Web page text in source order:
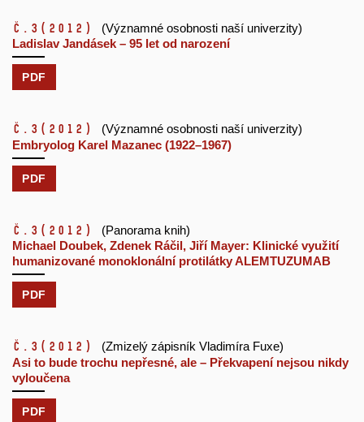
č.3 (2012)
(Významné osobnosti naší univerzity)
Ladislav Jandásek – 95 let od narození
PDF
č.3 (2012)
(Významné osobnosti naší univerzity)
Embryolog Karel Mazanec (1922–1967)
PDF
č.3 (2012)
(Panorama knih)
Michael Doubek, Zdenek Ráčil, Jiří Mayer: Klinické využití
humanizované monoklonální protilátky ALEMTUZUMAB
PDF
č.3 (2012)
(Zmizelý zápisník Vladimíra Fuxe)
Asi to bude trochu nepřesné, ale – Překvapení nejsou nikdy
vyloučena
PDF